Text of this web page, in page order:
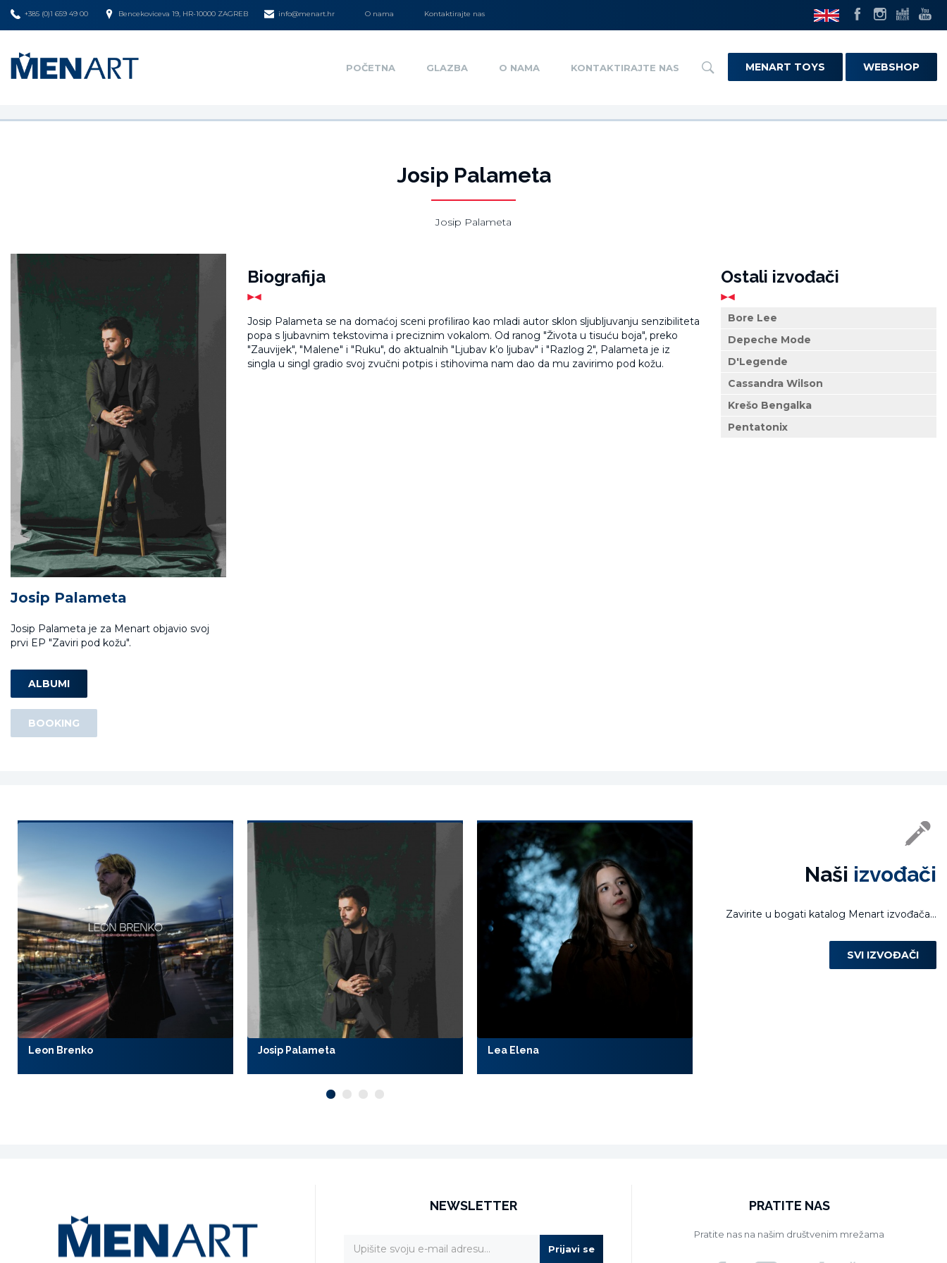
+385 (0)1 659 49 00 Bencekoviceva 19, HR-10000 ZAGREB info@menart.hr O nama Kontaktirajte nas
POČETNA GLAZBA O NAMA KONTAKTIRAJTE NAS MENART TOYS WEBSHOP
Josip Palameta
Josip Palameta
Josip Palameta
Josip Palameta je za Menart objavio svoj
prvi EP "Zaviri pod kožu".
ALBUMI
BOOKING
Biografija
Josip Palameta se na domaćoj sceni profilirao kao mladi autor sklon sljubljuvanju senzibiliteta
popa s ljubavnim tekstovima i preciznim vokalom. Od ranog "Života u tisuću boja", preko
"Zauvijek", "Malene" i "Ruku", do aktualnih "Ljubav k’o ljubav" i "Razlog 2", Palameta je iz
singla u singl gradio svoj zvučni potpis i stihovima nam dao da mu zavirimo pod kožu.
Ostali izvođači
Bore Lee
Depeche Mode
D'Legende
Cassandra Wilson
Krešo Bengalka
Pentatonix
Naši izvođači
Zavirite u bogati katalog Menart izvođača...
SVI IZVOĐAČI
Leon Brenko Josip Palameta Lea Elena
NEWSLETTER
Prijavi se
PRATITE NAS
Pratite nas na našim društvenim mrežama